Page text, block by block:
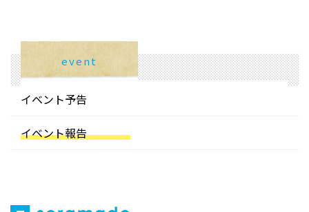
event
イベント予告
イベント報告